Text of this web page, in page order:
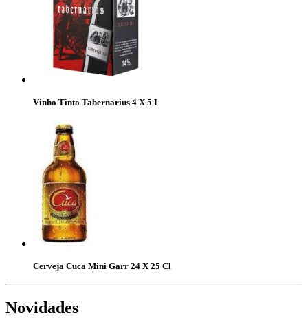
Vinho Tinto Tabernarius 4 X 5 L
Cerveja Cuca Mini Garr 24 X 25 Cl
Novidades